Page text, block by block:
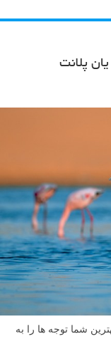
پلانت
شما توجه ها را به